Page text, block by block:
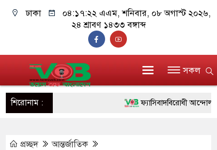
ঢাকা ০৪:১৭:২৩ এএম, শনিবার, ০৮ অগাস্ট ২০২৬,
২৪ শ্রাবণ ১৪৩৩ বঙ্গাব্দ
সকল
শিরোনাম : ফ্যাসিবাদবিরোধী আন্দোলনে
প্রচ্ছদ
আন্তর্জাতিক